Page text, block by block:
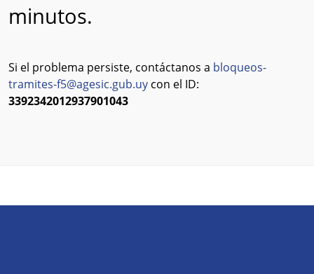
minutos.
Si el problema persiste, contáctanos a bloqueos-
tramites-f5@agesic.gub.uy con el ID:
3392342012937901043